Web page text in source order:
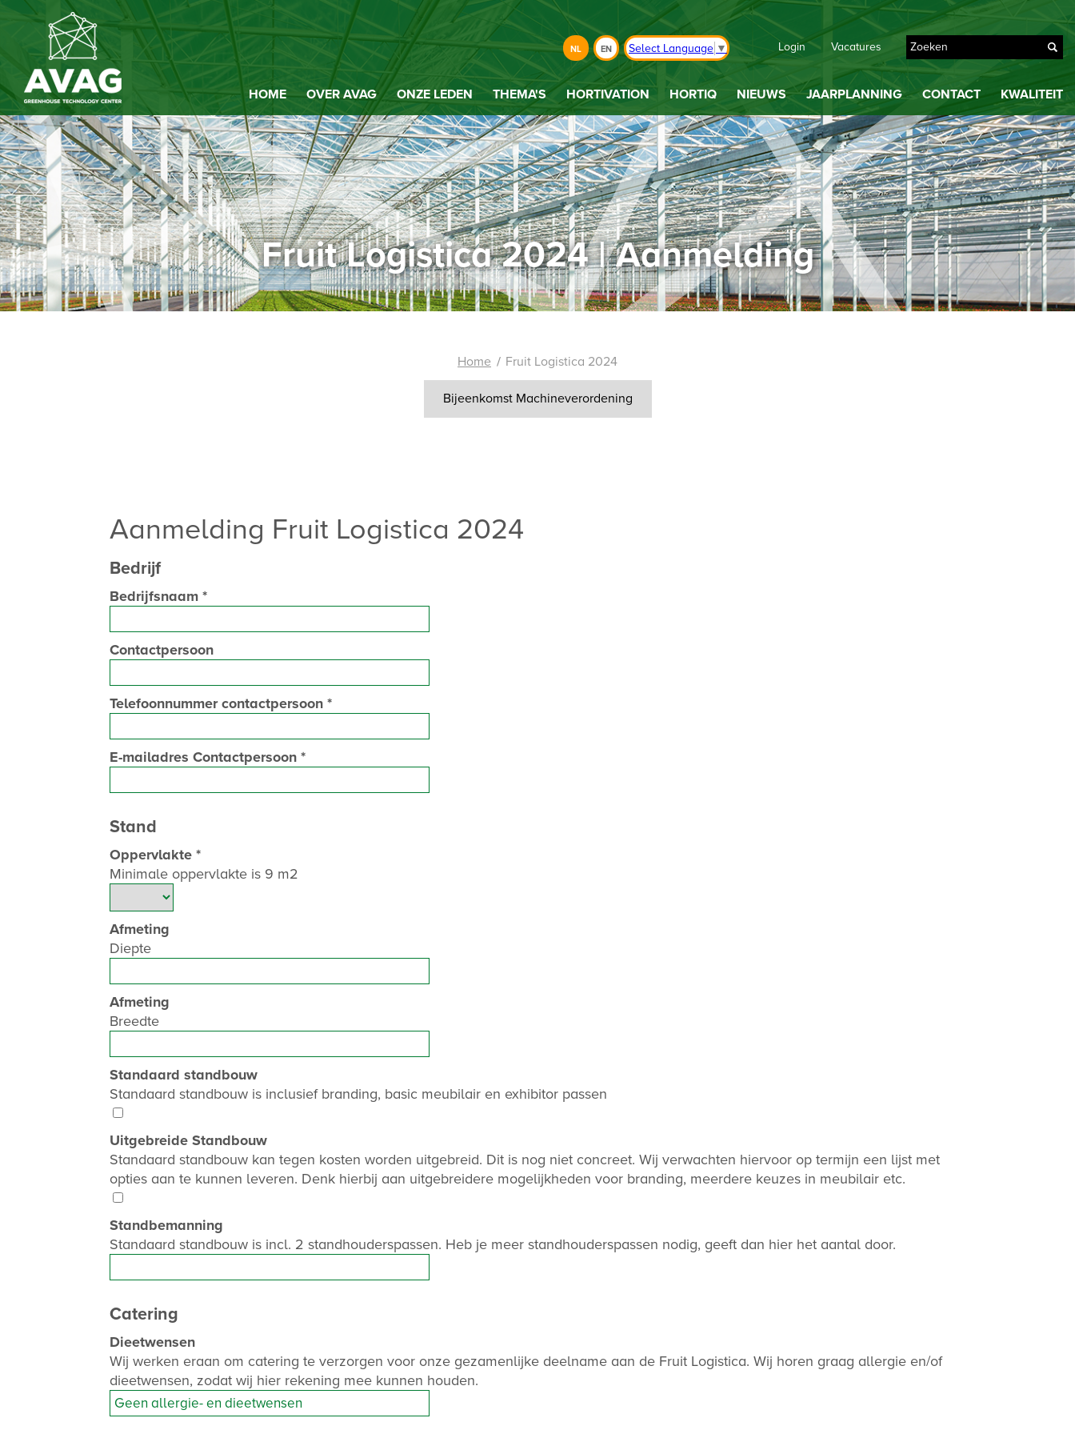
NL EN Select Language ▼ Login Vacatures
HOME OVER AVAG ONZE LEDEN THEMA'S HORTIVATION HORTIQ NIEUWS JAARPLANNING CONTACT KWALITEIT
Fruit Logistica 2024 | Aanmelding
Home Fruit Logistica 2024
Bijeenkomst Machineverordening
Aanmelding Fruit Logistica 2024
Bedrijf
Bedrijfsnaam *
Contactpersoon
Telefoonnummer contactpersoon *
E-mailadres Contactpersoon *
Stand
Oppervlakte *
Minimale oppervlakte is 9 m2
Afmeting
Diepte
Afmeting
Breedte
Standaard standbouw
Standaard standbouw is inclusief branding, basic meubilair en exhibitor passen
Uitgebreide Standbouw
Standaard standbouw kan tegen kosten worden uitgebreid. Dit is nog niet concreet. Wij verwachten hiervoor op termijn een lijst met
opties aan te kunnen leveren. Denk hierbij aan uitgebreidere mogelijkheden voor branding, meerdere keuzes in meubilair etc.
Standbemanning
Standaard standbouw is incl. 2 standhouderspassen. Heb je meer standhouderspassen nodig, geeft dan hier het aantal door.
Catering
Dieetwensen
Wij werken eraan om catering te verzorgen voor onze gezamenlijke deelname aan de Fruit Logistica. Wij horen graag allergie en/of
dieetwensen, zodat wij hier rekening mee kunnen houden.